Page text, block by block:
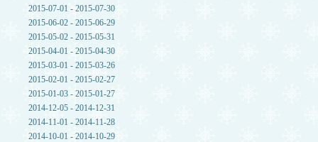
2015-07-01 - 2015-07-30
2015-06-02 - 2015-06-29
2015-05-02 - 2015-05-31
2015-04-01 - 2015-04-30
2015-03-01 - 2015-03-26
2015-02-01 - 2015-02-27
2015-01-03 - 2015-01-27
2014-12-05 - 2014-12-31
2014-11-01 - 2014-11-28
2014-10-01 - 2014-10-29